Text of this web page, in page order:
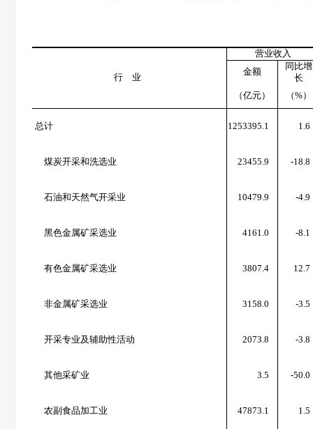
行 业
营业收入
金额
同比增
长
（亿元）
（%）
总计 1253395.1 1.6
煤炭开采和洗选业 23455.9 -18.8
石油和天然气开采业 10479.9 -4.9
黑色金属矿采选业 4161.0 -8.1
有色金属矿采选业 3807.4 12.7
非金属矿采选业 3158.0 -3.5
开采专业及辅助性活动 2073.8 -3.8
其他采矿业 3.5 -50.0
农副食品加工业 47873.1 1.5